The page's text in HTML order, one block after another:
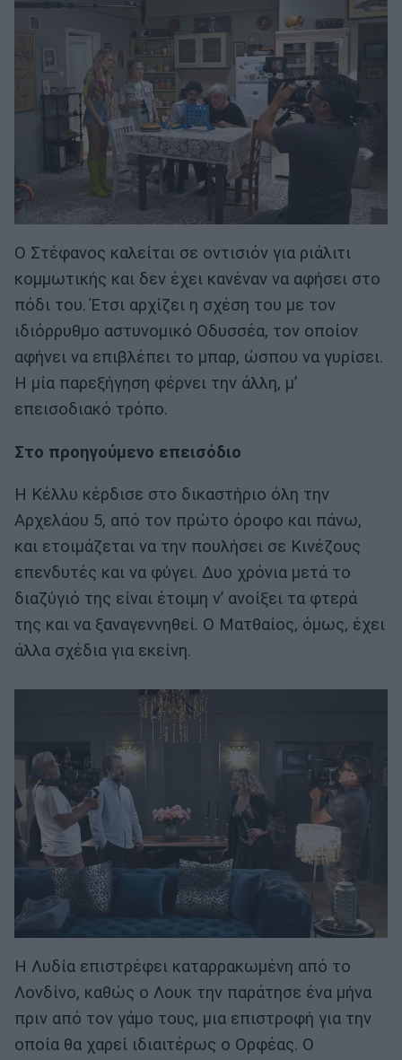
Ο Στέφανος καλείται σε οντισιόν για ριάλιτι
κομμωτικής και δεν έχει κανέναν να αφήσει στο
πόδι του. Έτσι αρχίζει η σχέση του με τον
ιδιόρρυθμο αστυνομικό Οδυσσέα, τον οποίον
αφήνει να επιβλέπει το μπαρ, ώσπου να γυρίσει.
Η μία παρεξήγηση φέρνει την άλλη, μ’
επεισοδιακό τρόπο.
Στο προηγούμενο επεισόδιο
Η Κέλλυ κέρδισε στο δικαστήριο όλη την
Αρχελάου 5, από τον πρώτο όροφο και πάνω,
και ετοιμάζεται να την πουλήσει σε Κινέζους
επενδυτές και να φύγει. Δυο χρόνια μετά το
διαζύγιό της είναι έτοιμη ν’ ανοίξει τα φτερά
της και να ξαναγεννηθεί. Ο Ματθαίος, όμως, έχει
άλλα σχέδια για εκείνη.
Η Λυδία επιστρέφει καταρρακωμένη από το
Λονδίνο, καθώς ο Λουκ την παράτησε ένα μήνα
πριν από τον γάμο τους, μια επιστροφή για την
οποία θα χαρεί ιδιαιτέρως ο Ορφέας. Ο